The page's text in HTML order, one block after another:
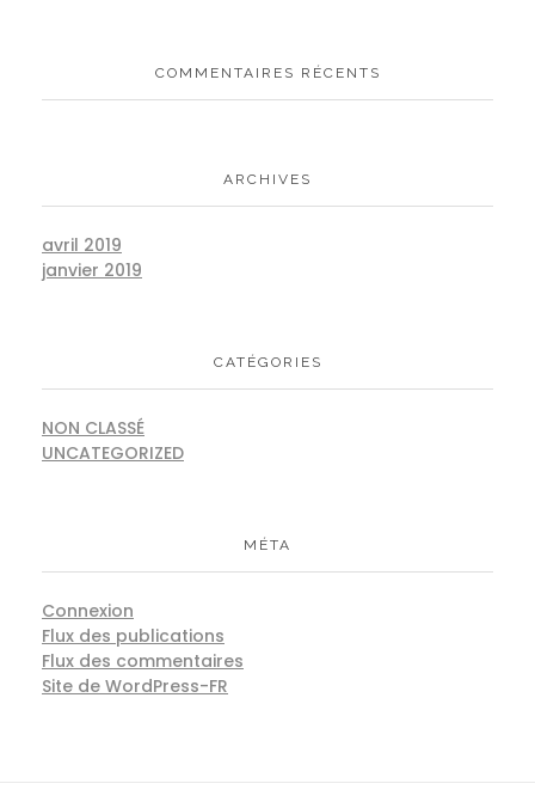
COMMENTAIRES RÉCENTS
ARCHIVES
avril 2019
janvier 2019
CATÉGORIES
NON CLASSÉ
UNCATEGORIZED
MÉTA
Connexion
Flux des publications
Flux des commentaires
Site de WordPress-FR